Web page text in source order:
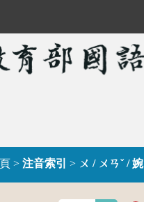
> 注音索引 > ㄨ / ㄨㄢˇ / 婉